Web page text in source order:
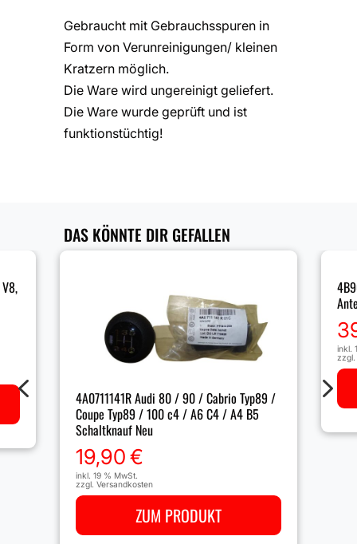
Gebraucht mit Gebrauchsspuren in
Form von Verunreinigungen/ kleinen
Kratzern möglich.
Die Ware wird ungereinigt geliefert.
Die Ware wurde geprüft und ist
funktionstüchtig!
DAS KÖNNTE DIR GEFALLEN
4A0711141R Audi 80 / 90 / Cabrio Typ89 /
Coupe Typ89 / 100 c4 / A6 C4 / A4 B5
Schaltknauf Neu
19,90€
inkl. 19 % MwSt.
zzgl. Versandkosten
ZUM PRODUKT
inkl.
zzgl.
4 5